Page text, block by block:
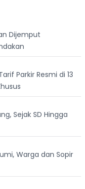
Dijemput
Parkir Resmi di 13
Sejak SD Hingga
Warga dan Sopir